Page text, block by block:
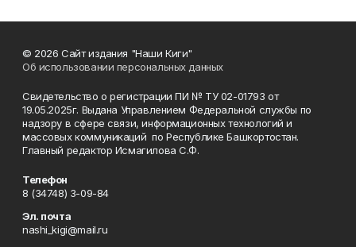
© 2026 Сайт издания "Наши Киги"
Об использовании персональных данных
Свидетельство о регистрации ПИ № ТУ 02-01793 от
19.05.2025г. Выдана Управлением Федеральной службы по
надзору в сфере связи, информационных технологий и
массовых коммуникаций по Республике Башкортостан.
Главный редактор Исмагилова С.Ф.
Телефон
8 (34748) 3-09-84
Эл. почта
nashi_kigi@mail.ru